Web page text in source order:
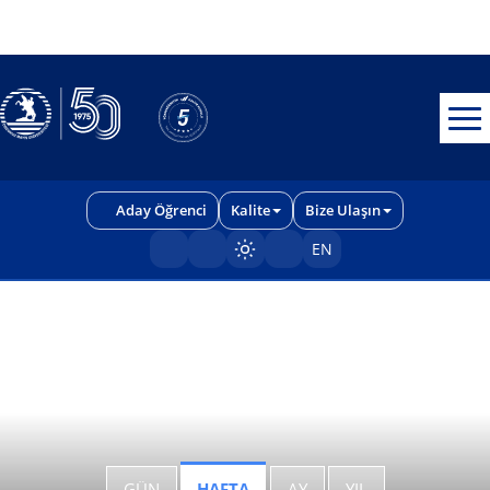
Aday Öğrenci Kalite Bize Ulaşın
Sayfayı karart/aç
EN